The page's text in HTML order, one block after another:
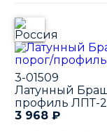
3-01509
Латунный
профиль ЛПТ-
3 968 ₽